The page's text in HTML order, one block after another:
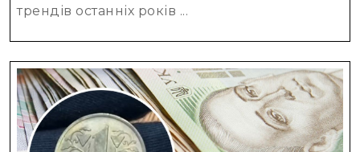
бізнесу
у
2025
році?
трендів останніх років ...